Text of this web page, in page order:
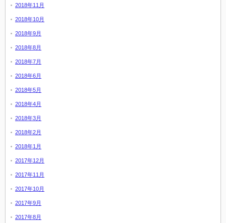
2018年11月
2018年10月
2018年9月
2018年8月
2018年7月
2018年6月
2018年5月
2018年4月
2018年3月
2018年2月
2018年1月
2017年12月
2017年11月
2017年10月
2017年9月
2017年8月